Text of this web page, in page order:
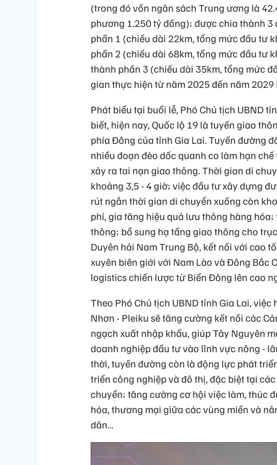
(trong đó vốn ngân sách Trung ương là
phương 1.250 tỷ đồng); được chia thành
phần 1 (chiều dài 22km, tổng mức đầu tư
phần 2 (chiều dài 68km, tổng mức đầu tư
thành phần 3 (chiều dài 35km, tổng mức
gian thực hiện từ năm 2025 đến năm 2029
Phát biểu tại buổi lễ, Phó Chủ tịch UBND
biết, hiện nay, Quốc lộ 19 là tuyến giao
phía Đông của tỉnh Gia Lai. Tuyến đường
nhiều đoạn đèo dốc quanh co làm hạn
xảy ra tai nạn giao thông. Thời gian di
khoảng 3,5 - 4 giờ; việc đầu tư xây dựng
rút ngắn thời gian di chuyển xuống còn
phí, gia tăng hiệu quả lưu thông hàng
thông; bổ sung hạ tầng giao thông cho
Duyên hải Nam Trung Bộ, kết nối với cao
xuyên biên giới với Nam Lào và Đông Bắc
logistics chiến lược từ Biển Đông lên cao
Theo Phó Chủ tịch UBND tỉnh Gia Lai,
Nhơn - Pleiku sẽ tăng cường kết nối các
ngạch xuất nhập khẩu, giúp Tây Nguyên
doanh nghiệp đầu tư vào lĩnh vực nông -
thời, tuyến đường còn là động lực phát
triển công nghiệp và đô thị, đặc biệt tại
chuyển; tăng cường cơ hội việc làm, thúc
hóa, thương mại giữa các vùng miền và
dân…